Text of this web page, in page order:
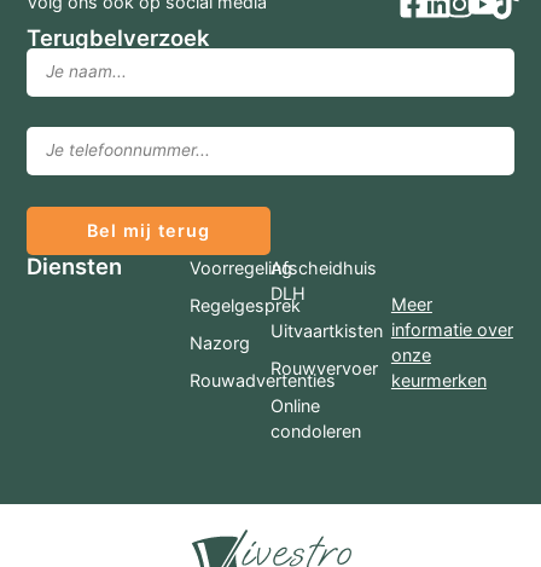
Terugbelverzoek
Bel mij terug
Diensten
Voorregeling
Regelgesprek
Nazorg
Rouwadvertenties
Afscheidhuis
DLH
Uitvaartkisten
Rouwvervoer
Online
condoleren
Meer
informatie over
onze
keurmerken